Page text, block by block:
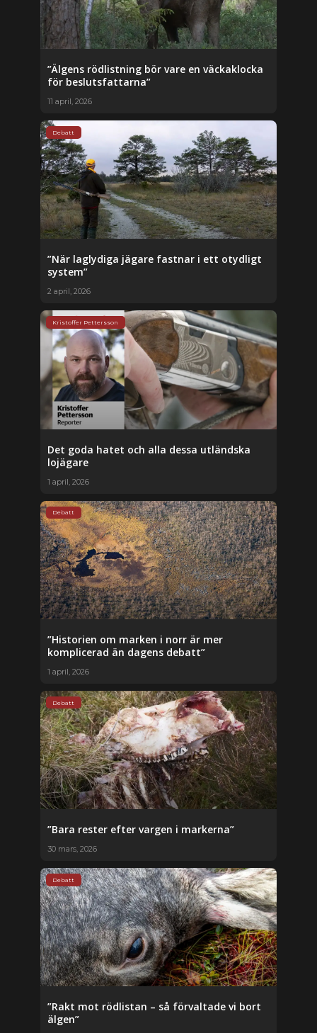
”Älgens rödlistning bör vare en väckaklocka
för beslutsfattarna”
11 april, 2026
Debatt
”När laglydiga jägare fastnar i ett otydligt
system”
2 april, 2026
Kristoffer Pettersson
Det goda hatet och alla dessa utländska
lojägare
1 april, 2026
Debatt
”Historien om marken i norr är mer
komplicerad än dagens debatt”
1 april, 2026
Debatt
”Bara rester efter vargen i markerna”
30 mars, 2026
Debatt
”Rakt mot rödlistan – så förvaltade vi bort
älgen”